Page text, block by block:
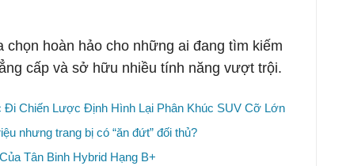
chọn hoàn hảo cho những ai đang tìm kiếm
cấp và sở hữu nhiều tính năng vượt trội.
Đi Chiến Lược Định Hình Lại Phân Khúc SUV Cỡ Lớn
nhưng trang bị có “ăn đứt” đối thủ?
Tân Binh Hybrid Hạng B+